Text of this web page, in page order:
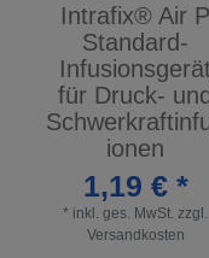
Intrafix® Air P
Standard-
Infusionsgerät
für Druck-
ionen
1,19 € *
* inkl. ges. MwSt. zzgl.
Versandkosten